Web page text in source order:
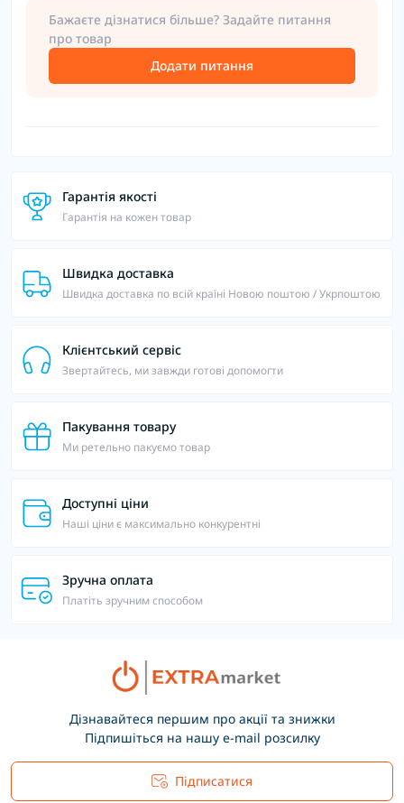
Бажаєте дізнатися більше? Задайте питання
про товар
Додати питання
Гарантія якості
Гарантія на кожен товар
Швидка доставка
Швидка доставка по всій країні Новою поштою / Укрпоштою
Клієнтський сервіс
Звертайтесь, ми завжди готові допомогти
Пакування товару
Ми ретельно пакуємо товар
Доступні ціни
Наші ціни є максимально конкурентні
Зручна оплата
Платіть зручним способом
Дізнавайтеся першим про акції та знижки
Підпишіться на нашу e-mail розсилку
Підписатися